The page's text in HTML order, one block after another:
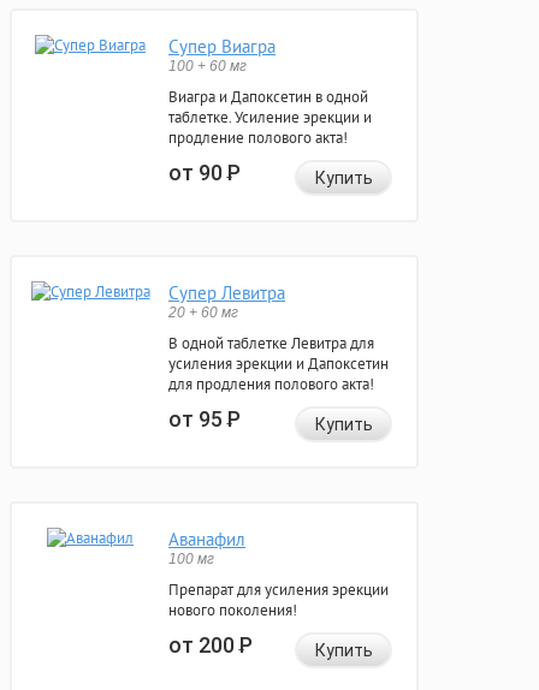
Супер Виагра
100 + 60 мг
Виагра и Дапоксетин в одной
таблетке. Усиление эрекции и
продление полового акта!
от 90Р Купить
Супер Левитра
20 + 60 мг
В одной таблетке Левитра для
усиления эрекции и Дапоксетин
для продления полового акта!
от 95Р Купить
Аванафил
100 мг
Препарат для усиления эрекции
нового поколения!
от 200Р Купить